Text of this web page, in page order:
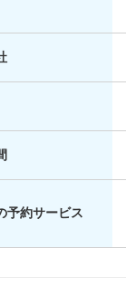
予約サービス